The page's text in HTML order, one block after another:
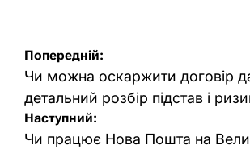
Навігація
записів
Попередній:
Чи можна оскаржити договір
детальний розбір підстав і
Наступний:
Чи працює Нова Пошта на